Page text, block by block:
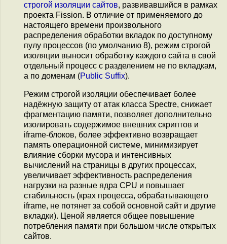
строгой изоляции сайтов, развивавшийся в рамках
проекта Fission. В отличие от применяемого до
настоящего времени произвольного
распределения обработки вкладок по доступному
пулу процессов (по умолчанию 8), режим строгой
изоляции выносит обработку каждого сайта в свой
отдельный процесс с разделением не по вкладкам,
а по доменам (Public Suffix).
Режим строгой изоляции обеспечивает более
надёжную защиту от атак класса Spectre, снижает
фрагментацию памяти, позволяет дополнительно
изолировать содержимое внешних скриптов и
iframe-блоков, более эффективно возвращает
память операционной системе, минимизирует
влияние сборки мусора и интенсивных
вычислений на страницы в других процессах,
увеличивает эффективность распределения
нагрузки на разные ядра CPU и повышает
стабильность (крах процесса, обрабатывающего
iframe, не потянет за собой основной сайт и другие
вкладки). Ценой является общее повышение
потребления памяти при большом числе открытых
сайтов.